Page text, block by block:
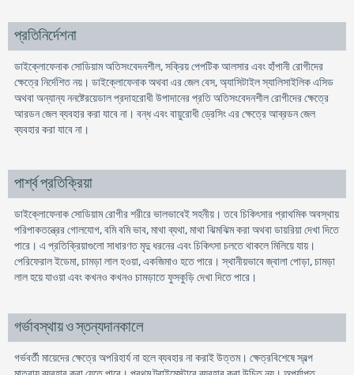
প্রতিনির্দেশনা
ডাইক্লোফেনাক সোডিয়াম অতিসংবেদনশীল, সক্রিয় পেপটিক আলসার এবং হাঁপানী রোগীদের
ক্ষেত্রে নির্দেশিত নয়। ডাইক্লোফেনাক অথবা এর জেল বেস, অ্যাসিটাইল স্যালিসাইলিক এসিড
অথবা অন্যান্য ননষ্টেরয়েডাল প্রদাহরোধী উপাদানের প্রতি অতিসংবেদনশীল রোগীদের ক্ষেত্রে
আরডন জেল ব্যবহার করা যাবে না। বন্ধ এবং বায়ুরোধী ড্রেসিং এর ক্ষেত্রে আব্রডন জেল
ব্যবহার করা যাবে না।
পার্শ্ব প্রতিক্রিয়া
ডাইক্লোফেনাক সোডিয়াম রোগীর শরীরে ভালভাবেই সহনীয়। তবে চিকিৎসার প্রাথমিক অবস্থায়
পরিপাকতন্ত্রের গোলযোগ, বমি বমি ভাব, মাথা ব্যথা, মাথা ঝিমঝিম করা অথবা ডায়রিয়া দেখা দিতে
পারে। এ প্রতিক্রিয়াগুলো সাধারণত মৃদু ধরনের এবং চিকিৎসা চলতে থাকলে মিলিয়ে যায়।
পেরিফেরাল ইডেমা, চামড়া লাল হওয়া, একজিমাও হতে পারে। স্থানীয়ভাবে জ্বালা পোড়া, চামড়া
লাল হয়ে যাওয়া এবং কখনও কখনও চামড়াতে ফুসকুড়ি দেখা দিতে পারে।
গর্ভাবস্থায় ও স্তন্যদানকালে
গর্ভবর্তী মায়েদের ক্ষেত্রে অপরিহার্য না হলে ব্যবহার না করাই উত্তম। ক্ষেত্রবিশেষে স্বল্প